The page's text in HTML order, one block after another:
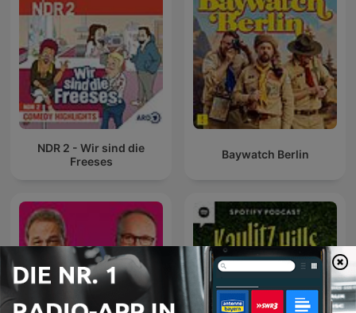
NDR 2 - Wir sind die
Freeses
Baywatch Berlin